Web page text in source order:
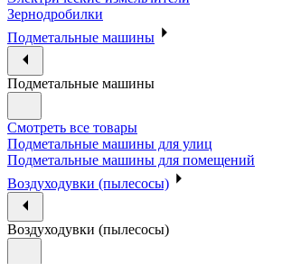
Зернодробилки
Подметальные машины
Подметальные машины
Смотреть все товары
Подметальные машины для улиц
Подметальные машины для помещений
Воздуходувки (пылесосы)
Воздуходувки (пылесосы)